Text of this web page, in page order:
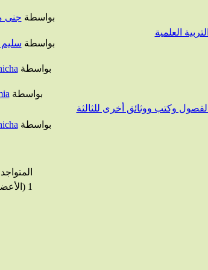
بواسطة جنى
العلمية
بواسطة
بواسطة
بواسطة
وكتب ووثائق أخرى للثالثة
بواسطة
1 (الأعضاء 0 والزوار 1)